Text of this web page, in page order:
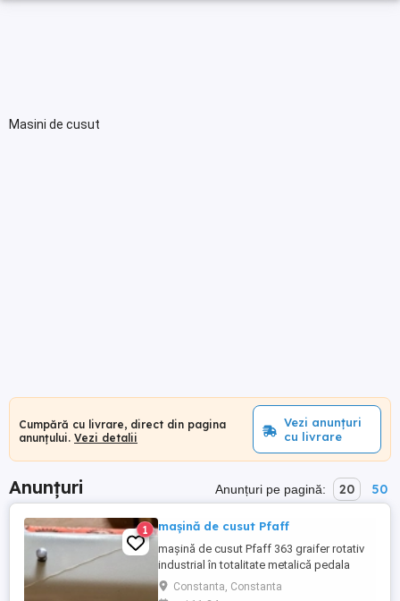
Masini de cusut
Cumpără cu livrare, direct din pagina
anunțului. Vezi detalii
Vezi anunțuri
cu livrare
Anunțuri Anunțuri pe pagină: 20 50
1 mașină de cusut Pfaff
mașină de cusut Pfaff 363 graifer rotativ
industrial în totalitate metalică pedala
originală
Constanta, Constanta